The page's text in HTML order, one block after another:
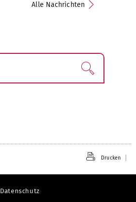
Alle Nachrichten
Finden!
Drucken
Datenschutz